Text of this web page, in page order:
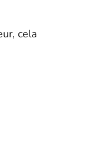
cela